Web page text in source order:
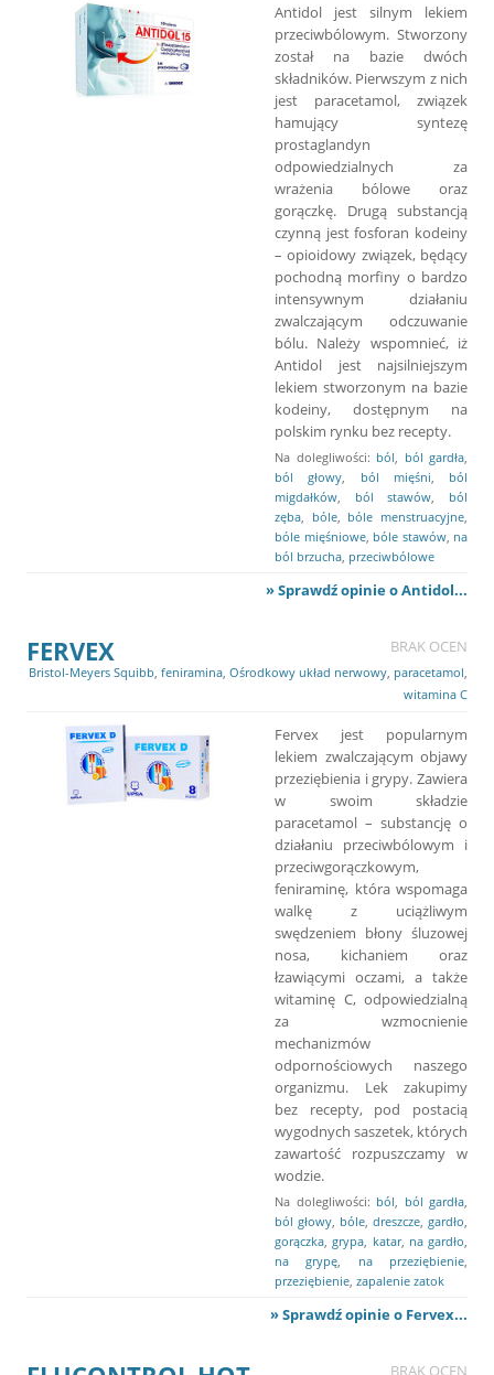
Antidol jest silnym lekiem
przeciwbólowym. Stworzony
został na bazie dwóch
składników. Pierwszym z nich
jest paracetamol, związek
hamujący syntezę
prostaglandyn
odpowiedzialnych za
wrażenia bólowe oraz
gorączkę. Drugą substancją
czynną jest fosforan kodeiny
– opioidowy związek, będący
pochodną morfiny o bardzo
intensywnym działaniu
zwalczającym odczuwanie
bólu. Należy wspomnieć, iż
Antidol jest najsilniejszym
lekiem stworzonym na bazie
kodeiny, dostępnym na
polskim rynku bez recepty.
Na dolegliwości: ból ból gardła
ból głowy
ból mięśni
ból
migdałków
ból stawów
ból
zęba
bóle, bóle menstruacyjne
bóle mięśniowe, bóle stawów, na
ból brzucha przeciwbólowe
» Sprawdź opinie o Antidol...
FERVEX BRAK OCEN
Bristol-Meyers Squibb feniramina Ośrodkowy układ nerwowy paracetamol
witamina C
Fervex jest popularnym
lekiem zwalczającym objawy
przeziębienia i grypy. Zawiera
w swoim składzie
paracetamol – substancję o
działaniu przeciwbólowym i
przeciwgorączkowym,
feniraminę, która wspomaga
walkę z uciążliwym
swędzeniem błony śluzowej
nosa, kichaniem oraz
łzawiącymi oczami, a także
witaminę C, odpowiedzialną
za wzmocnienie
mechanizmów
odpornościowych naszego
organizmu. Lek zakupimy
bez recepty, pod postacią
wygodnych saszetek, których
zawartość rozpuszczamy w
wodzie.
Na dolegliwości: ból ból gardła
ból głowy bóle dreszcze gardło
gorączka ,grypa katar, na gardło
na grypę
na przeziębienie
przeziębienie zapalenie zatok
» Sprawdź opinie o Fervex...
BRAK OCEN